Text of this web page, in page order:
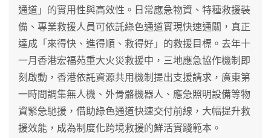
通道」的實用性與高效性。日常應急物資、特種救援裝
備、專業救援人員可依託綠色通道實現快速通關，真正
達成「來得快、進得順、救得好」的救援目標。去年十
一月香港宏福苑重大火災救援中，三地應急協作機制即
刻啟動，香港依託資源共用機制提出支援請求，廣東第
一時間調集無人機、外骨骼機器人、應急照明設備等物
資緊急馳援，借助綠色通道快速交付前線，大幅提升救
援效能，成為制度化跨境救援的鮮活實踐範本。